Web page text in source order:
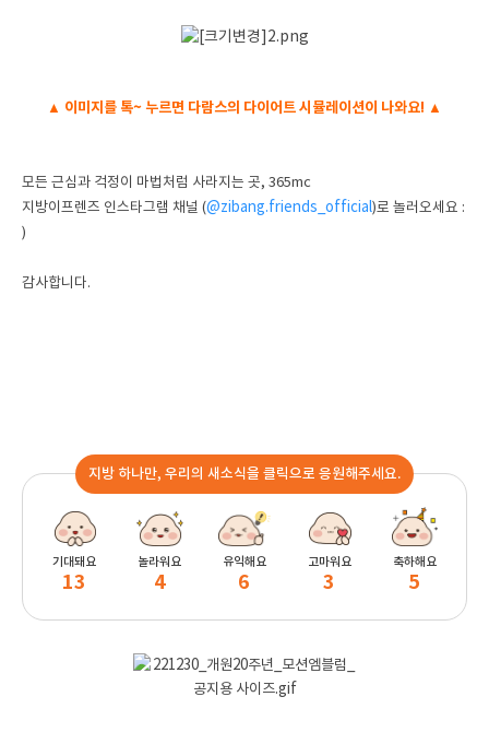
▲ 이미지를 톡~ 누르면 다람스의 다이어트 시뮬레이션이 나와요! ▲
모든 근심과 걱정이 마법처럼 사라지는 곳, 365mc
지방이프렌즈 인스타그램 채널 (@zibang.friends_official)로 놀러오세요 :
)
감사합니다.
지방 하나만, 우리의 새소식을 클릭으로 응원해주세요.
기대돼요
13
놀라워요
4
유익해요
6
고마워요
3
축하해요
5